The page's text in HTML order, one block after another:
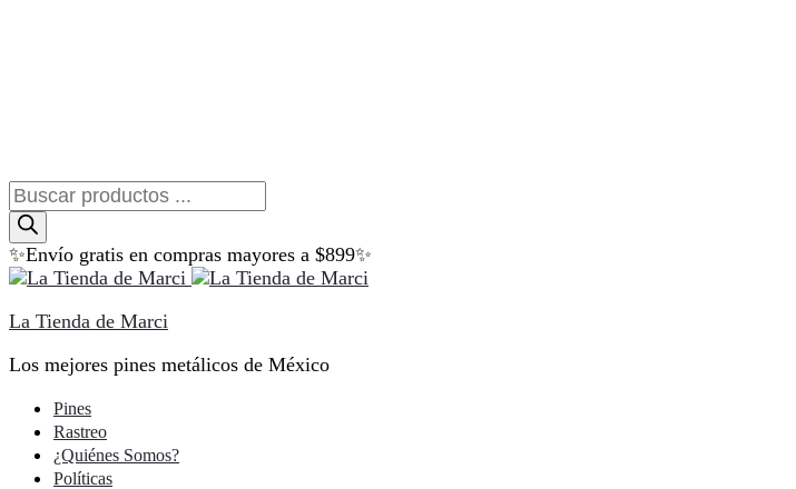
Búsqueda
de
productos
✨Envío gratis en compras mayores a $899✨
La Tienda de Marci
Los mejores pines metálicos de México
Pines
Rastreo
¿Quiénes Somos?
Políticas